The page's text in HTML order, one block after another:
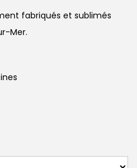
fabriqués et sublimés
Mer.